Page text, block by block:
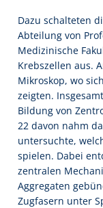
Dazu schalteten
Abteilung von
Medizinische
Krebszellen aus.
Mikroskop, wo
zeigten.
Bildung von
22 davon nahm
untersuchte,
spielen. Dabei
zentralen
Aggregaten
Zugfasern unter